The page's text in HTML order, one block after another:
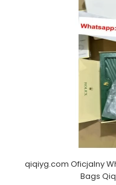
qiqiyg.com Oficjalny
Bags